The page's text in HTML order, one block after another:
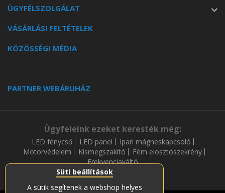
Süti beállítások
A sütik segítenek a webshop helyes
ÜGYFÉLSZOLGÁLAT
VÁSÁRLÁSI FELTÉTELEK
KÖZÖSSÉGI MÉDIA
PARTNER WEBÁRUHÁZ
Ügyfeleink ezeket keresték még:
LED fénycső LED panel
Ipari mágneskapcsoló
Motorvédelem
Kismegszakító
Fém elosztószekrény
Frekvenciaváltó